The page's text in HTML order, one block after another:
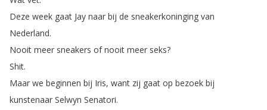
Deze week gaat Jay naar bij de sneakerkoninging van
Nederland.
Nooit meer sneakers of nooit meer seks?
Shit.
Maar we beginnen bij Iris, want zij gaat op bezoek bij
kunstenaar Selwyn Senatori.